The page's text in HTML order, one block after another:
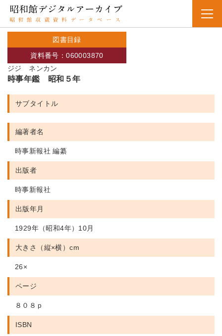
図書目録
ジジ ネンカン
資料番号：060003870
時事年鑑 昭和５年
サブタイトル
編著者名
時事新報社 編纂
出版者
時事新報社
出版年月
1929年（昭和4年）10月
大きさ（縦×横）cm
26×
ページ
８０８ｐ
ISBN